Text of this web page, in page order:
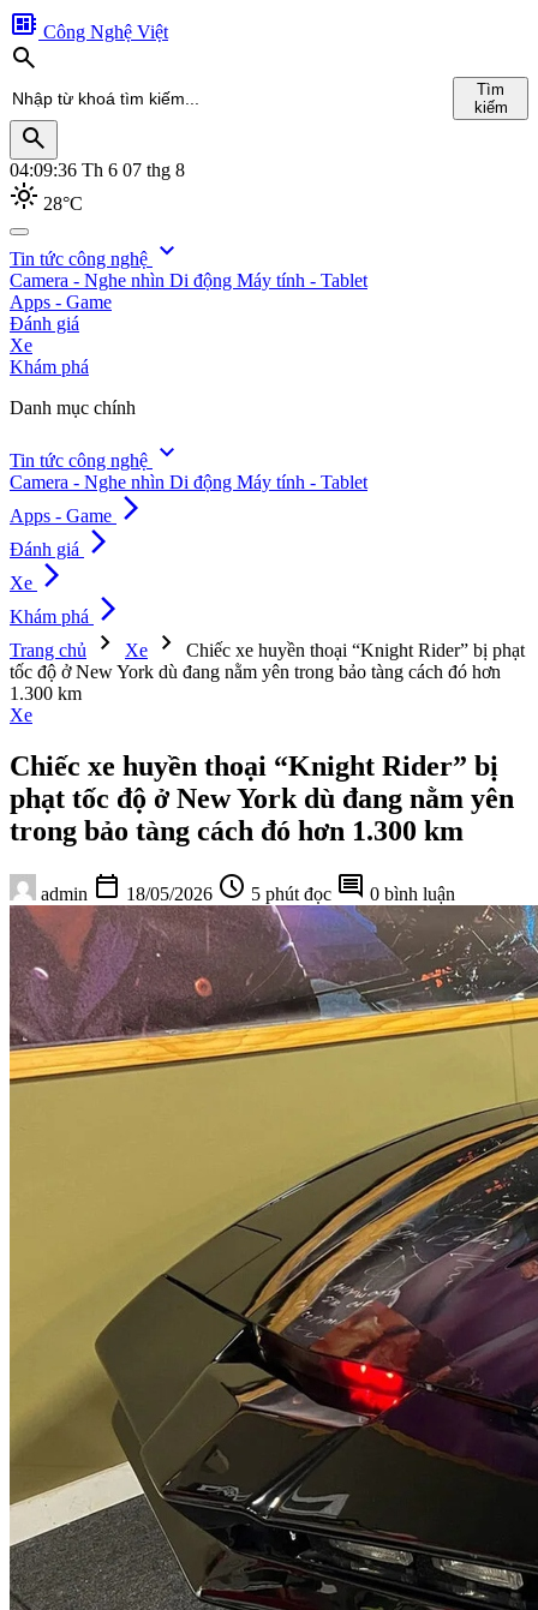
developer_board Công Nghệ Việt
search
Tìm
kiếm
search
04:09:37 Th 6 07 thg 8
light_mode 28°C
search
Tin tức công nghệ expand_more
Camera - Nghe nhìn Di động Máy tính - Tablet
Apps - Game
Đánh giá
Xe
Khám phá
Danh mục chính
Tin tức công nghệ expand_more
Camera - Nghe nhìn Di động Máy tính - Tablet
Apps - Game arrow_forward_ios
Đánh giá arrow_forward_ios
Xe arrow_forward_ios
Khám phá arrow_forward_ios
Trang chủ chevron_right Xe chevron_right
Chiếc xe huyền thoại “Knight Rider” bị phạt
tốc độ ở New York dù đang nằm yên trong bảo tàng cách đó hơn
1.300 km
Xe
Chiếc xe huyền thoại “Knight Rider” bị
phạt tốc độ ở New York dù đang nằm yên
trong bảo tàng cách đó hơn 1.300 km
admin calendar_today 18/05/2026 schedule 5 phút đọc comment 0 bình luận